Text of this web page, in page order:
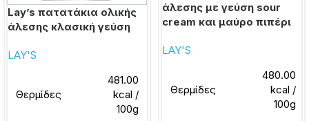
Lay’s πατατάκια ολικής
άλεσης κλασική γεύση
LAY'S
Θερμίδες
481.00
kcal /
100g
άλεσης με γεύση sour
cream και μαύρο πιπέρι
LAY'S
Θερμίδες
480.00
kcal /
100g